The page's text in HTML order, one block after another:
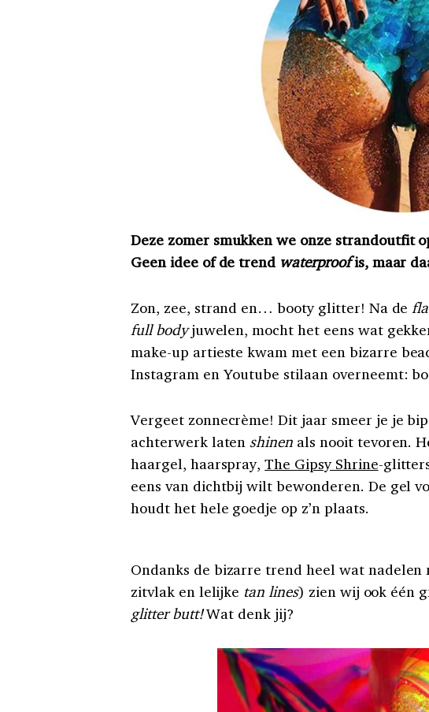
Deze zomer smukken we onze strandoutfit
Geen idee of de trend waterproofis, maar
Zon, zee, strand en… booty glitter! Na de
full bodyjuwelen, mocht het eens wat
make-up artieste kwam met een bizarre
Instagram en Youtube stilaan overneemt:
Vergeet zonnecrème! Dit jaar smeer je je
achterwerk laten shinen als nooit tevoren.
haargel, haarspray,The Gipsy Shrine-
eens van dichtbij wilt bewonderen. De gel
houdt het hele goedje op z’n plaats.
Ondanks de bizarre trend heel wat
zitvlak en lelijke tan lines) zien wij ook één
glitter butt!Wat denk jij?